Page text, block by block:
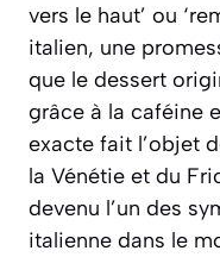
vers le haut’ ou
italien, une
que le dessert
grâce à la caféine
exacte fait l’objet
la Vénétie et du
devenu l’un des
italienne dans le